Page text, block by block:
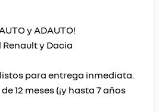
y ADAUTO!
y Dacia
para entrega inmediata.
12 meses (¡y hasta 7 años